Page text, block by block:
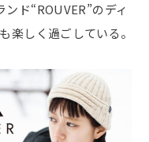
ンド“ROUVER”のディ
楽しく過ごしている。